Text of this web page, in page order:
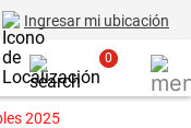
Ingresar mi ubicación
0
2025